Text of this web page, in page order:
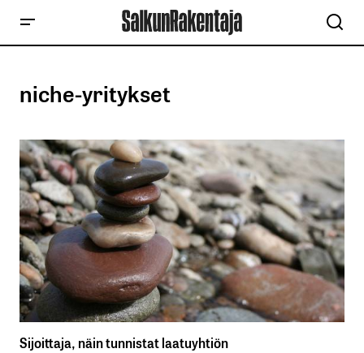
niche-yritykset
Sijoittaja, näin tunnistat laatuyhtiön